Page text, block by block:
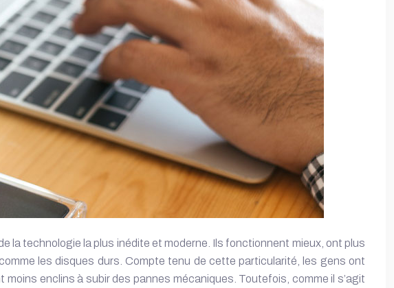
technologie la plus inédite et moderne. Ils fonctionnent mieux, ont plus
les disques durs. Compte tenu de cette particularité, les gens ont
enclins à subir des pannes mécaniques. Toutefois, comme il s’agit